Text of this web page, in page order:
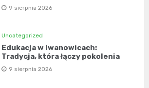
9 sierpnia 2026
Uncategorized
Edukacja w Iwanowicach:
Tradycja, która łączy pokolenia
9 sierpnia 2026